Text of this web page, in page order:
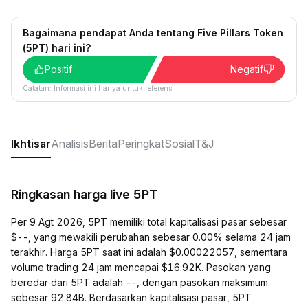
Bagaimana pendapat Anda tentang Five Pillars Token
(5PT) hari ini?
Positif
Negatif
Catatan: Informasi ini hanya untuk referensi.
IkhtisarAnalisisBeritaPeringkatSosialT&J
Ringkasan harga live 5PT
Per 9 Agt 2026, 5PT memiliki total kapitalisasi pasar sebesar
$--, yang mewakili perubahan sebesar 0.00% selama 24 jam
terakhir. Harga 5PT saat ini adalah $0.00022057, sementara
volume trading 24 jam mencapai $16.92K. Pasokan yang
beredar dari 5PT adalah --, dengan pasokan maksimum
sebesar 92.84B. Berdasarkan kapitalisasi pasar, 5PT